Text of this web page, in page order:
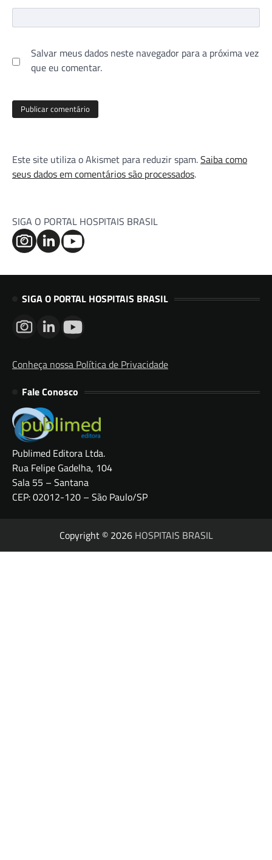
Salvar meus dados neste navegador para a próxima vez
que eu comentar.
Este site utiliza o Akismet para reduzir spam.Saiba como
seus dados em comentários são processados.
SIGA O PORTAL HOSPITAIS BRASIL
SIGA O PORTAL HOSPITAIS BRASIL
Conheça nossa Política de Privacidade
Fale Conosco
Publimed Editora Ltda.
Rua Felipe Gadelha, 104
Sala 55 – Santana
CEP: 02012-120 – São Paulo/SP
Copyright © 2026 HOSPITAIS BRASIL